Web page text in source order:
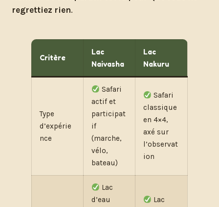
regrettiez rien.
Critère
Lac
Naivasha
Lac
Nakuru
Type
d’expérie
nce
Safari
actif et
participat
if
(marche,
vélo,
bateau)
Safari
classique
en 4×4,
axé sur
l’observat
ion
Lac
d’eau
Lac